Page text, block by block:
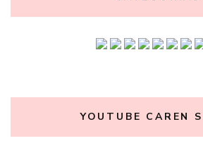
YOUTUBE CAREN